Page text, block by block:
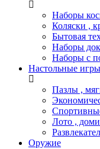
Наборы
Коляски ,
Бытовая
Наборы
Наборы с
Настольные игры
Пазлы ,
Лото ,
Оружие